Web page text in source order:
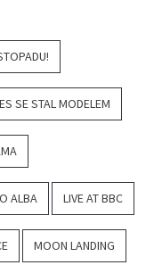
SE STAL MODELEM
ALBA LIVE AT BBC
MOON LANDING